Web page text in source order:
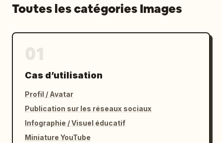
Toutes les catégories Images
Cas d’utilisation
Profil / Avatar
Publication sur les réseaux sociaux
Infographie / Visuel éducatif
Miniature YouTube